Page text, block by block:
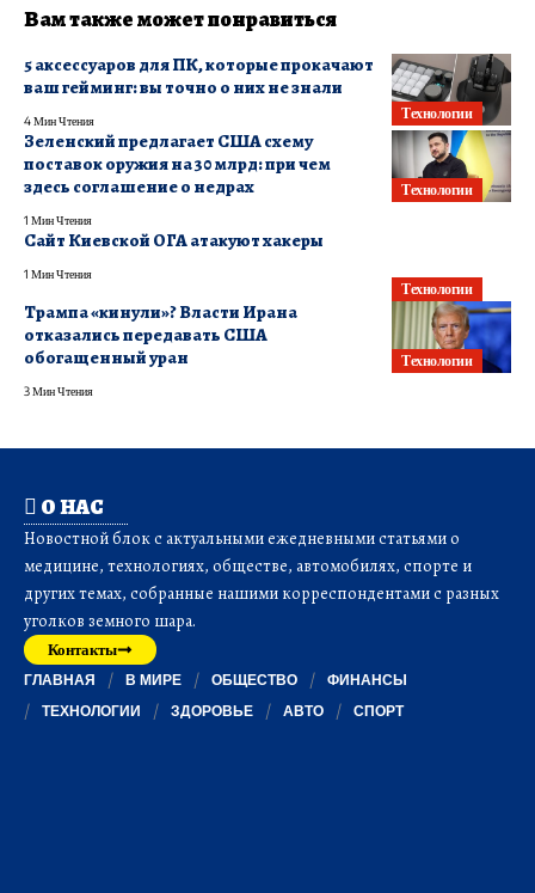
Вам также может понравиться
Технологии
5 аксессуаров для ПК, которые прокачают
ваш гейминг: вы точно о них не знали
4 Мин Чтения
Технологии
Зеленский предлагает США схему
поставок оружия на 30 млрд: при чем
здесь соглашение о недрах
1 Мин Чтения
Технологии
Сайт Киевской ОГА атакуют хакеры
1 Мин Чтения
Технологии
Трампа «кинули»? Власти Ирана
отказались передавать США
обогащенный уран
3 Мин Чтения
О НАС
Новостной блок с актуальными ежедневными статьями о
медицине, технологиях, обществе, автомобилях, спорте и
других темах, собранные нашими корреспондентами с разных
уголков земного шара.
Контакты
ГЛАВНАЯ В МИРЕ ОБЩЕСТВО
ФИНАНСЫ
ТЕХНОЛОГИИ
ЗДОРОВЬЕ АВТО СПОРТ